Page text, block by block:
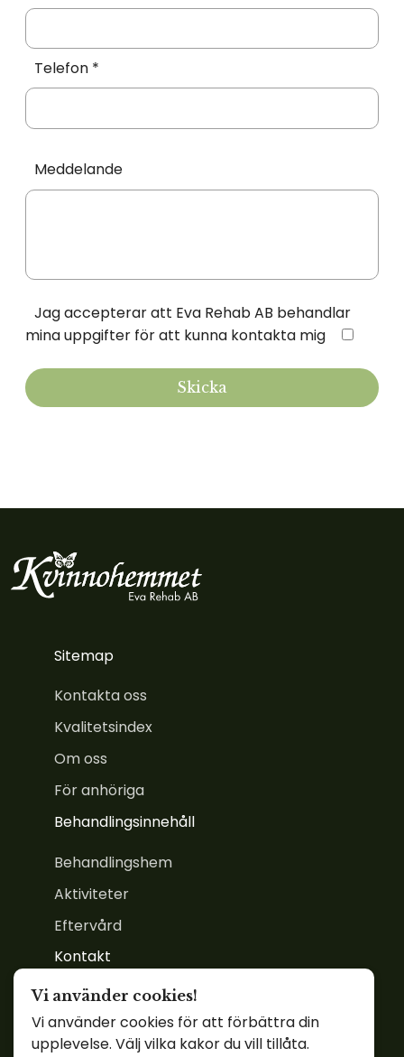
Telefon *
Meddelande
Jag accepterar att Eva Rehab AB behandlar
mina uppgifter för att kunna kontakta mig
Skicka
Sitemap
Kontakta oss
Kvalitetsindex
Om oss
För anhöriga
Behandlingsinnehåll
Behandlingshem
Aktiviteter
Eftervård
Kontakt
information@kvinnohemmet.com
0650 - 980 88
Vi använder cookies!
Vi använder cookies för att förbättra din
upplevelse. Välj vilka kakor du vill tillåta.